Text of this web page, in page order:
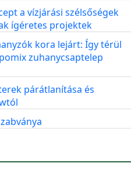
a vízjárási szélsőségek
ígéretes projektek
kora lejárt: Így térül
zuhanycsaptelep
párátlanítása és